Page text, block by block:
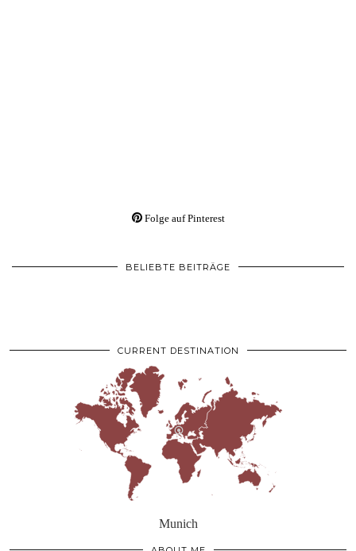
Folge auf Pinterest
BELIEBTE BEITRÄGE
CURRENT DESTINATION
Munich